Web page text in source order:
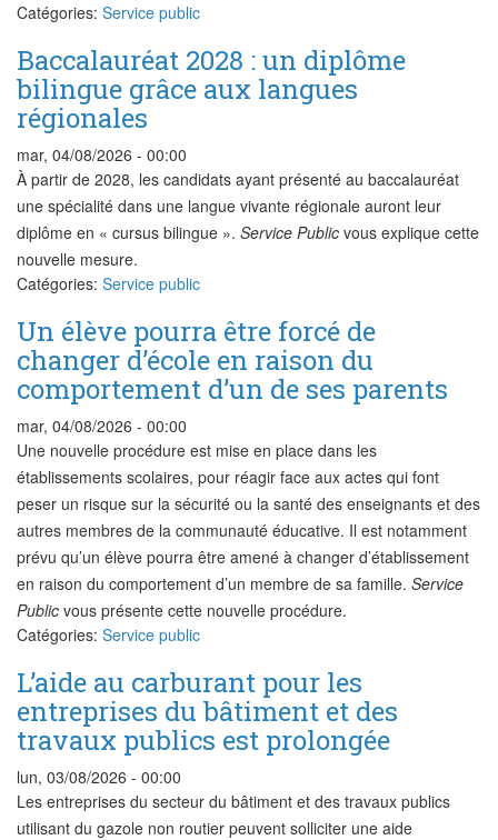
Catégories: Service public
Baccalauréat 2028 : un diplôme
bilingue grâce aux langues
régionales
mar, 04/08/2026 - 00:00
À partir de 2028, les candidats ayant présenté au baccalauréat
une spécialité dans une langue vivante régionale auront leur
diplôme en « cursus bilingue ». Service Public vous explique cette
nouvelle mesure.
Catégories: Service public
Un élève pourra être forcé de
changer d’école en raison du
comportement d’un de ses parents
mar, 04/08/2026 - 00:00
Une nouvelle procédure est mise en place dans les
établissements scolaires, pour réagir face aux actes qui font
peser un risque sur la sécurité ou la santé des enseignants et des
autres membres de la communauté éducative. Il est notamment
prévu qu’un élève pourra être amené à changer d’établissement
en raison du comportement d’un membre de sa famille. Service
Public vous présente cette nouvelle procédure.
Catégories: Service public
L’aide au carburant pour les
entreprises du bâtiment et des
travaux publics est prolongée
lun, 03/08/2026 - 00:00
Les entreprises du secteur du bâtiment et des travaux publics
utilisant du gazole non routier peuvent solliciter une aide